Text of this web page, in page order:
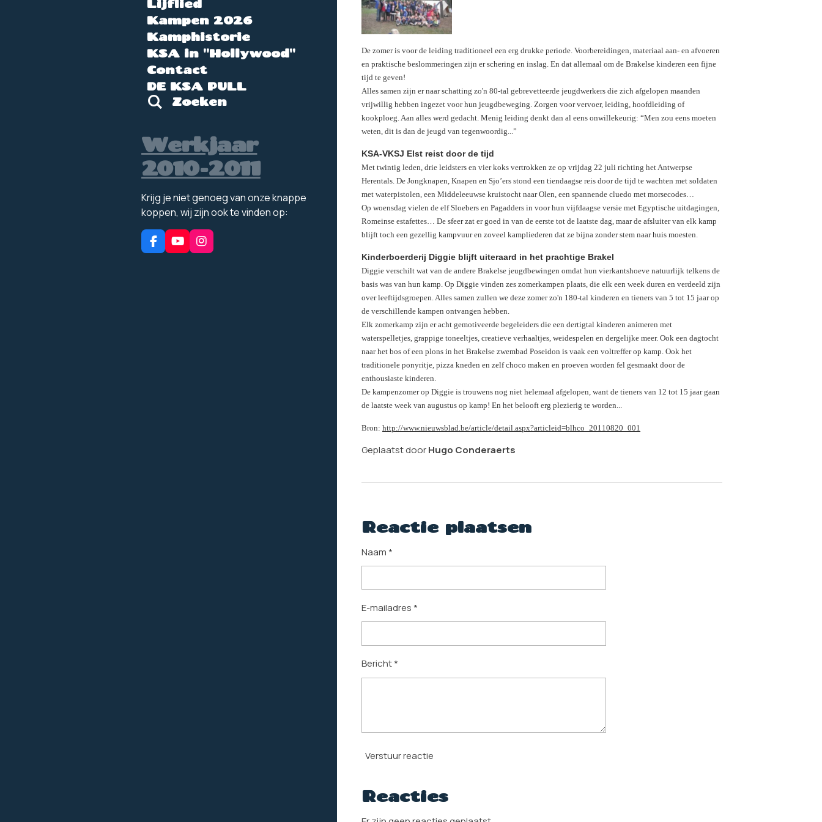
De zomer is voor de leiding traditioneel een erg drukke periode. Voorbereidingen, materiaal aan- en afvoeren
en praktische beslommeringen zijn er schering en inslag. En dat allemaal om de Brakelse kinderen een fijne
tijd te geven!
Alles samen zijn er naar schatting zo'n 80-tal gebrevetteerde jeugdwerkers die zich afgelopen maanden
vrijwillig hebben ingezet voor hun jeugdbeweging. Zorgen voor vervoer, leiding, hoofdleiding of
kookploeg. Aan alles werd gedacht. Menig leiding denkt dan al eens onwillekeurig: “Men zou eens moeten
weten, dit is dan de jeugd van tegenwoordig...”
KSA-VKSJ Elst reist door de tijd
Met twintig leden, drie leidsters en vier koks vertrokken ze op vrijdag 22 juli richting het Antwerpse
Herentals. De Jongknapen, Knapen en Sjo’ers stond een tiendaagse reis door de tijd te wachten met soldaten
met waterpistolen, een Middeleeuwse kruistocht naar Olen, een spannende cluedo met morsecodes…
Op woensdag vielen de elf Sloebers en Pagadders in voor hun vijfdaagse versie met Egyptische uitdagingen,
Romeinse estafettes… De sfeer zat er goed in van de eerste tot de laatste dag, maar de afsluiter van elk kamp
blijft toch een gezellig kampvuur en zoveel kampliederen dat ze bijna zonder stem naar huis moesten.
Kinderboerderij Diggie blijft uiteraard in het prachtige Brakel
Diggie verschilt wat van de andere Brakelse jeugdbewingen omdat hun vierkantshoeve natuurlijk telkens de
basis was van hun kamp. Op Diggie vinden zes zomerkampen plaats, die elk een week duren en verdeeld zijn
over leeftijdsgroepen. Alles samen zullen we deze zomer zo'n 180-tal kinderen en tieners van 5 tot 15 jaar op
de verschillende kampen ontvangen hebben.
Elk zomerkamp zijn er acht gemotiveerde begeleiders die een dertigtal kinderen animeren met
waterspelletjes, grappige toneeltjes, creatieve verhaaltjes, weidespelen en dergelijke meer. Ook een dagtocht
naar het bos of een plons in het Brakelse zwembad Poseidon is vaak een voltreffer op kamp. Ook het
traditionele ponyritje, pizza kneden en zelf choco maken en proeven worden fel gesmaakt door de
enthousiaste kinderen.
De kampenzomer op Diggie is trouwens nog niet helemaal afgelopen, want de tieners van 12 tot 15 jaar gaan
de laatste week van augustus op kamp! En het belooft erg plezierig te worden...
Bron:http://www.nieuwsblad.be/article/detail.aspx?articleid=blhco_20110820_001
Geplaatst doorHugo Conderaerts
Reactie plaatsen
Naam *
E-mailadres *
Bericht *
Verstuur reactie
Reacties
Lijflied
Kampen 2026
Kamphistorie
KSA in "Hollywood"
Contact
DE KSA PULL
Zoeken
Werkjaar
2010-2011
Krijg je niet genoeg van onze knappe
koppen, wij zijn ook te vinden op:
F
a
Y
o
I
n